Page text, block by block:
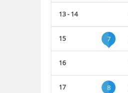
13 - 14
15 7
16
17 8